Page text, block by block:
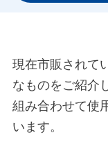
現在市販されて
なものをご紹介
組み合わせて使
います。